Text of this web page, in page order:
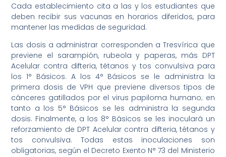
Cada establecimiento cita a las y los estudiantes que
deben recibir sus vacunas en horarios diferidos, para
mantener las medidas de seguridad.
Las dosis a administrar corresponden a Tresvírica que
previene el sarampión, rubeola y paperas, más DPT
Acelular contra difteria, tétanos y tos convulsiva para
los 1° Básicos. A los 4° Básicos se le administra la
primera dosis de VPH que previene diversos tipos de
cánceres gatillados por el virus papiloma humano; en
tanto a los 5° Básicos se les administra la segunda
dosis. Finalmente, a los 8° Básicos se les inoculará un
reforzamiento de DPT Acelular contra difteria, tétanos y
tos convulsiva. Todas estas inoculaciones son
obligatorias, según el Decreto Exento N° 73 del Ministerio